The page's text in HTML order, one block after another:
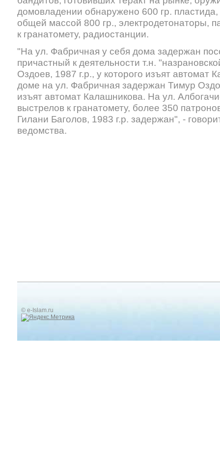
домовладении обнаружено 600 гр.
общей массой 800 гр., электродетонаторы,
к гранатомету, радиостанции.
"На ул. Фабричная у себя дома задержан
причастный к деятельности т.н.
Оздоев, 1987 г.р., у которого изъят автомат
доме на ул. Фабричная задержан Тимур
изъят автомат Калашникова. На ул.
выстрелов к гранатомету, более 350
Гилани Баголов, 1983 г.р. задержан", -
ведомства.
© e-Islam.ru